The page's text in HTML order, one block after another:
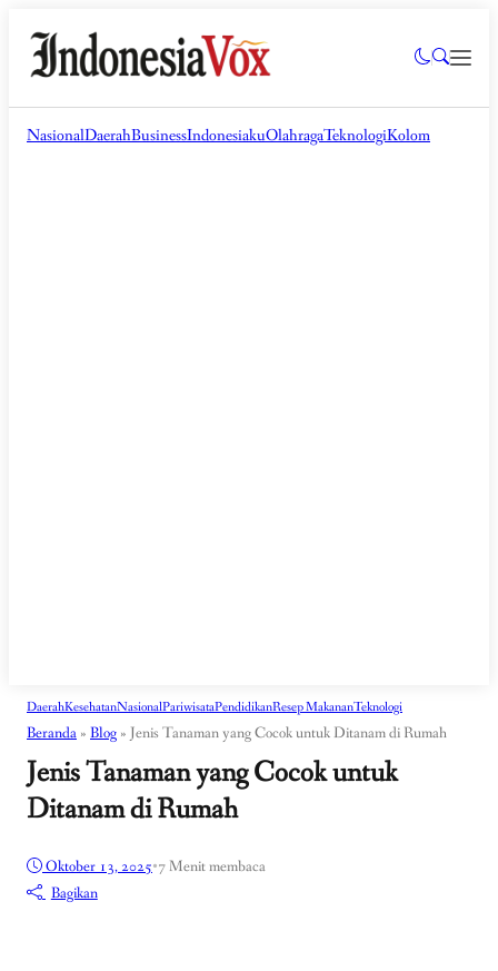
NasionalDaerahBusinessIndonesiakuOlahragaTeknologiKolom
DaerahKesehatanNasionalPariwisataPendidikanResep MakananTeknologi
Beranda » Blog » Jenis Tanaman yang Cocok untuk Ditanam di Rumah
Jenis Tanaman yang Cocok untuk
Ditanam di Rumah
Oktober 13, 2025•7 Menit membaca
Bagikan